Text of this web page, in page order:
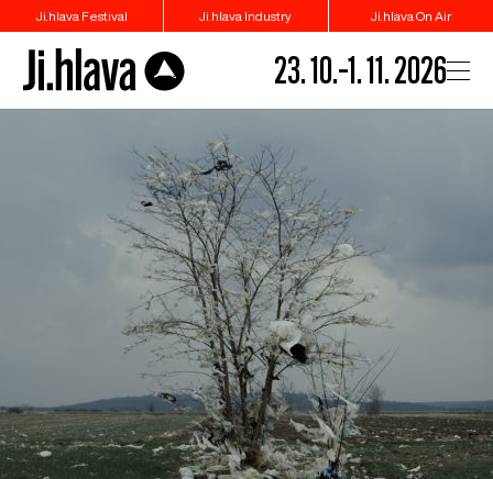
Ji.hlava Festival Ji.hlava Industry Ji.hlava On Air
23. 10.–1. 11. 2026